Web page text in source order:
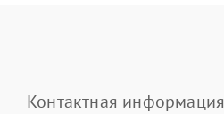
Контактная информация